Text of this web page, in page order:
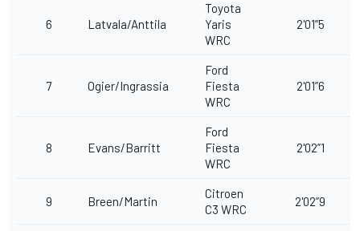
6 Latvala/Anttila
Toyota
Yaris
WRC
2'01”5
7 Ogier/Ingrassia
Ford
Fiesta
WRC
2'01”6
8 Evans/Barritt
Ford
Fiesta
WRC
2'02”1
9 Breen/Martin
Citroen
C3 WRC
2'02”9